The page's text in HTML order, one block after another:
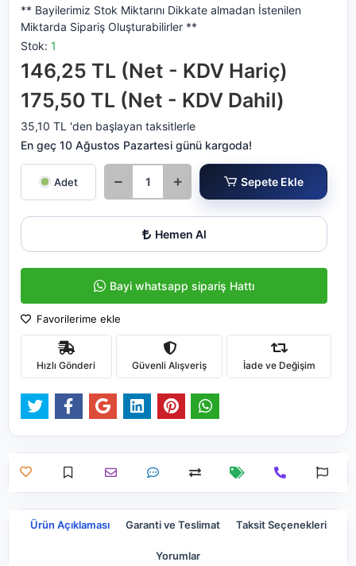
** Bayilerimiz Stok Miktarını Dikkate almadan İstenilen
Miktarda Sipariş Oluşturabilirler **
Stok: 1
146,25 TL (Net - KDV Hariç)
175,50 TL (Net - KDV Dahil)
35,10 TL 'den başlayan taksitlerle
En geç 10 Ağustos Pazartesi günü kargoda!
Adet Sepete Ekle
Hemen Al
Bayi whatsapp sipariş Hattı
Favorilerime ekle
Hızlı Gönderi Güvenli Alışveriş İade ve Değişim
Ürün Açıklaması Garanti ve Teslimat Taksit Seçenekleri
Yorumlar